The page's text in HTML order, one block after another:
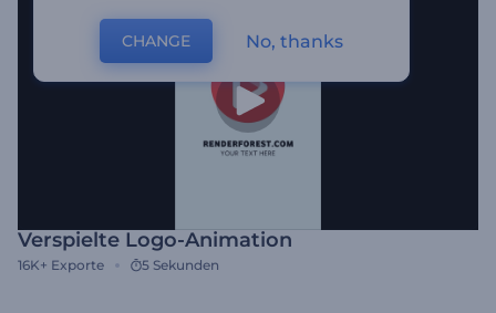
Verspielte Logo-Animation
16K+ Exporte 5 Sekunden
CHANGE No, thanks